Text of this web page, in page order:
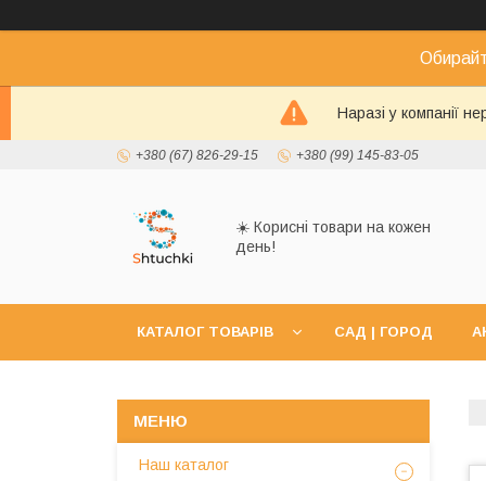
Наразі у компанії
+380 (67) 826-29-15 +380 (99) 145-83-05
☀️ Корисні товари на кожен
день!
КАТАЛОГ ТОВАРІВ САД | ГОРОД
Наш каталог